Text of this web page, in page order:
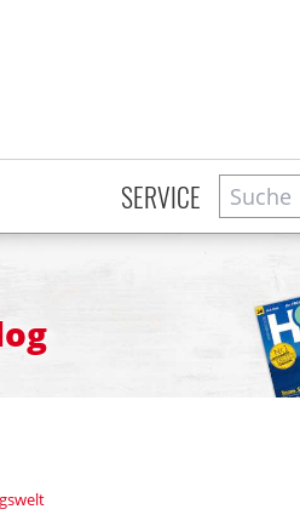
SERVICE Suche